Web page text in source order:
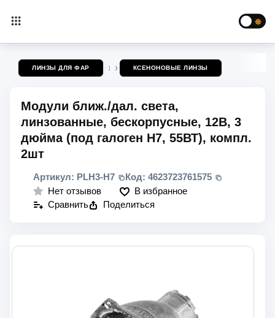
ЛИНЗЫ ДЛЯ ФАР КСЕНОНОВЫЕ ЛИНЗЫ
Модули ближ./дал. света,
линзованные, бескорпусные, 12В, 3
дюйма (под галоген Н7, 55ВТ), компл.
2шт
Артикул: PLH3-H7 Код: 4623723761575
Нет отзывов
В избранное
Сравнить
Поделиться